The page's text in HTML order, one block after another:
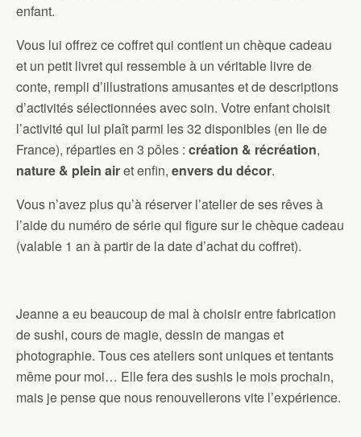
enfant.
Vous lui offrez ce coffret qui contient un chèque cadeau
et un petit livret qui ressemble à un véritable livre de
conte, rempli d’illustrations amusantes et de descriptions
d’activités sélectionnées avec soin. Votre enfant choisit
l’activité qui lui plaît parmi les 32 disponibles (en Ile de
France), réparties en 3 pôles : création & récréation,
nature & plein airet enfin, envers du décor.
Vous n’avez plus qu’à réserver l’atelier de ses rêves à
l’aide du numéro de série qui figure sur le chèque cadeau
(valable 1 an à partir de la date d’achat du coffret).
Jeanne a eu beaucoup de mal à choisir entre fabrication
de sushi, cours de magie, dessin de mangas et
photographie. Tous ces ateliers sont uniques et tentants
même pour moi… Elle fera des sushis le mois prochain,
mais je pense que nous renouvellerons vite l’expérience.